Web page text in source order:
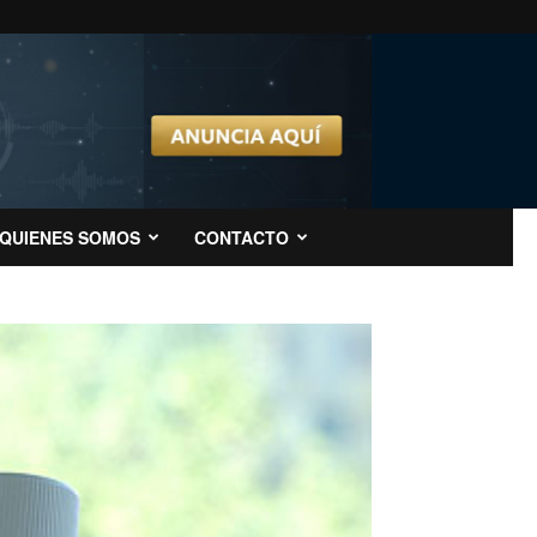
QUIENES SOMOS CONTACTO